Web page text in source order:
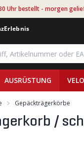
Uhr bestellt - morgen
Erlebnis
AUSRÜSTUNG
Gepäckträgerkörbe
/